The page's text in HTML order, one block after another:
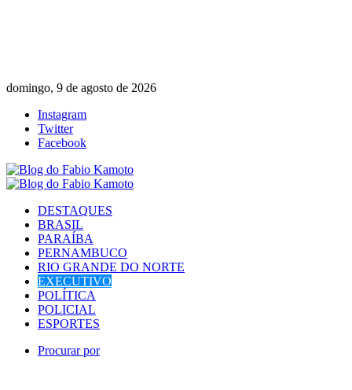
domingo, 9 de agosto de 2026
Instagram
Twitter
Facebook
DESTAQUES
BRASIL
PARAÍBA
PERNAMBUCO
RIO GRANDE DO NORTE
EXECUTIVO
POLÍTICA
POLICIAL
ESPORTES
Procurar por